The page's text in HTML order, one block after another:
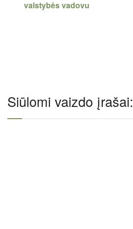
valstybės vadovu
Siūlomi vaizdo įrašai: